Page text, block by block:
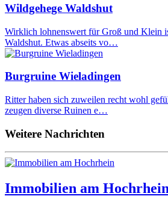
Wildgehege Waldshut
Wirklich lohnenswert für Groß und Klein
Waldshut. Etwas abseits vo…
Burgruine Wieladingen
Ritter haben sich zuweilen recht wohl
zeugen diverse Ruinen e…
Weitere Nachrichten
Immobilien am